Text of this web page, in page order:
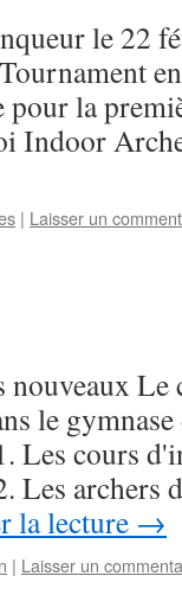
le 22
pour la
Indoor
| Laisser un
nouveaux
le
Les cours
Les archers
la lecture →
| Laisser un